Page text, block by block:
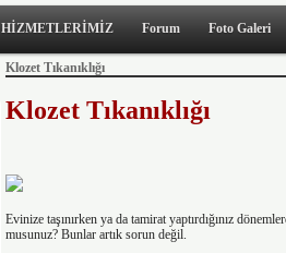
HİZMETLERİMİZ Forum Foto Galeri
Klozet Tıkanıklığı
Klozet Tıkanıklığı
Evinize taşınırken ya da tamirat yaptırdığınız
musunuz? Bunlar artık sorun değil.